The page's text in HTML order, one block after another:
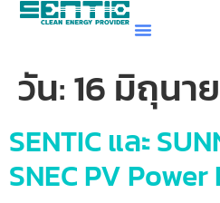
วัน:16 มิถุนา
SENTIC และ
SNEC PV